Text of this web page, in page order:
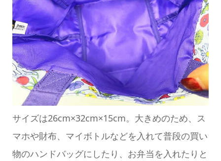
サイズは26cm×32cm×15cm。大きめのため、ス
マホや財布、マイボトルなどを入れて普段の買い
物のハンドバッグにしたり、お弁当を入れたりと